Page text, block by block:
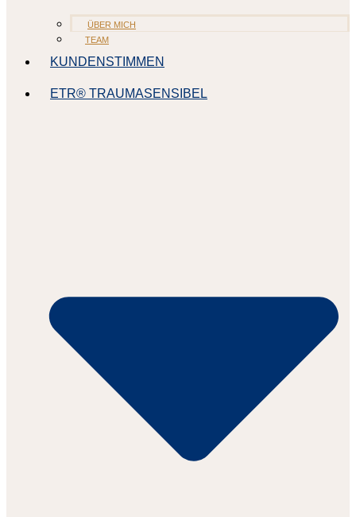
ÜBER MICH
TEAM
KUNDENSTIMMEN
ETR® TRAUMASENSIBEL